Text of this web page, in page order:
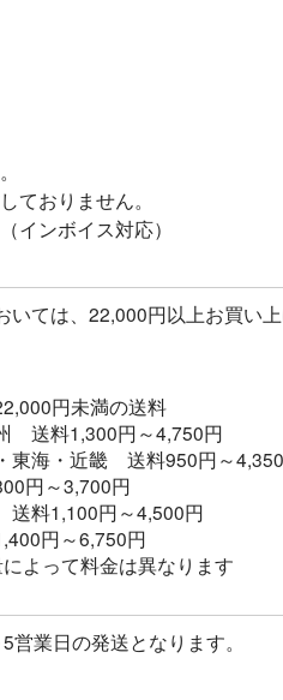
ておりません。
インボイス対応）
いては、22,000円以上お買い
円未満の送料
送料1,300円～4,750円
東海・近畿 送料950円～
円～3,700円
料1,100円～4,500円
円～6,750円
よって料金は異なります
営業日の発送となります。